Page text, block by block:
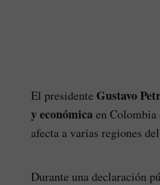
El presidente Gustavo
y económica en Colombia
afecta a varias regiones
Durante una declaración